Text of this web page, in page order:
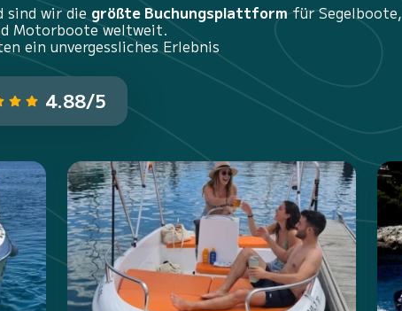
sind wir die größte Buchungsplattformfür Segelboote,
Motorboote weltweit.
ein unvergessliches Erlebnis
4.88/5